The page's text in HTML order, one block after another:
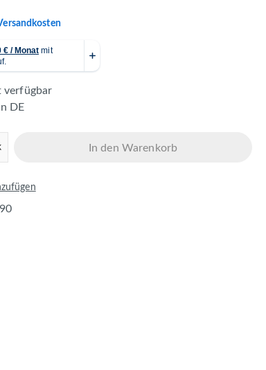
verfügbar
DE
Gib den gewünschten Wert ein
In den Warenkorb